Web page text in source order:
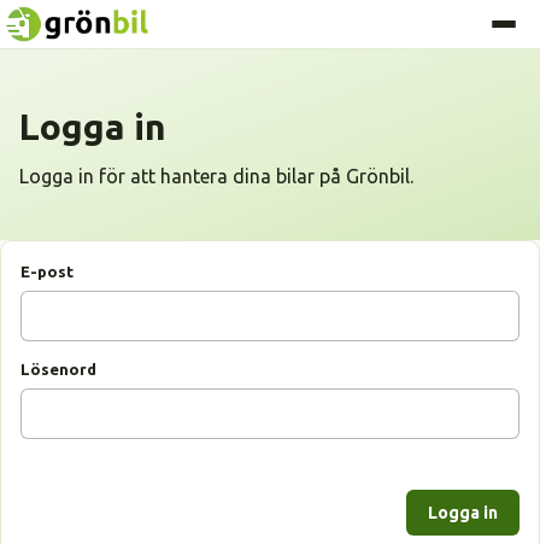
Logga in
Logga in för att hantera dina bilar på Grönbil.
E-post
Lösenord
Logga in